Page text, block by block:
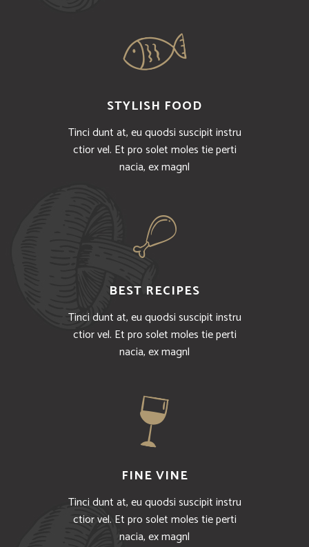
STYLISH FOOD
Tinci dunt at, eu quodsi suscipit instru
ctior vel. Et pro solet moles tie perti
nacia, ex magnl
BEST RECIPES
Tinci dunt at, eu quodsi suscipit instru
ctior vel. Et pro solet moles tie perti
nacia, ex magnl
FINE VINE
Tinci dunt at, eu quodsi suscipit instru
ctior vel. Et pro solet moles tie perti
nacia, ex magnl